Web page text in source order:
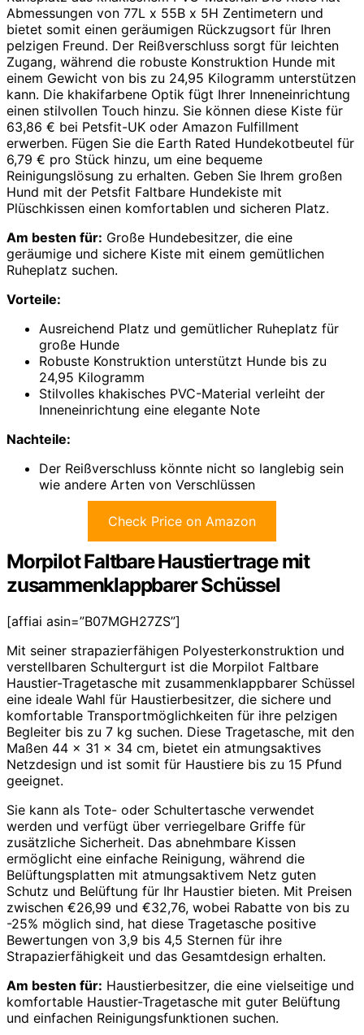
Abmessungen von 77L x 55B x 5H Zentimetern und
bietet somit einen geräumigen Rückzugsort für Ihren
pelzigen Freund. Der Reißverschluss sorgt für leichten
Zugang, während die robuste Konstruktion Hunde mit
einem Gewicht von bis zu 24,95 Kilogramm unterstützen
kann. Die khakifarbene Optik fügt Ihrer Inneneinrichtung
einen stilvollen Touch hinzu. Sie können diese Kiste für
63,86 € bei Petsfit-UK oder Amazon Fulfillment
erwerben. Fügen Sie die Earth Rated Hundekotbeutel für
6,79 € pro Stück hinzu, um eine bequeme
Reinigungslösung zu erhalten. Geben Sie Ihrem großen
Hund mit der Petsfit Faltbare Hundekiste mit
Plüschkissen einen komfortablen und sicheren Platz.
Am besten für: Große Hundebesitzer, die eine
geräumige und sichere Kiste mit einem gemütlichen
Ruheplatz suchen.
Vorteile:
Ausreichend Platz und gemütlicher Ruheplatz für
große Hunde
Robuste Konstruktion unterstützt Hunde bis zu
24,95 Kilogramm
Stilvolles khakisches PVC-Material verleiht der
Inneneinrichtung eine elegante Note
Nachteile:
Der Reißverschluss könnte nicht so langlebig sein
wie andere Arten von Verschlüssen
Check Price on Amazon
Morpilot Faltbare Haustiertrage mit
zusammenklappbarer Schüssel
[affiai asin=”B07MGH27ZS”]
Mit seiner strapazierfähigen Polyesterkonstruktion und
verstellbaren Schultergurt ist die Morpilot Faltbare
Haustier-Tragetasche mit zusammenklappbarer Schüssel
eine ideale Wahl für Haustierbesitzer, die sichere und
komfortable Transportmöglichkeiten für ihre pelzigen
Begleiter bis zu 7 kg suchen. Diese Tragetasche, mit den
Maßen 44 x 31 x 34 cm, bietet ein atmungsaktives
Netzdesign und ist somit für Haustiere bis zu 15 Pfund
geeignet.
Sie kann als Tote- oder Schultertasche verwendet
werden und verfügt über verriegelbare Griffe für
zusätzliche Sicherheit. Das abnehmbare Kissen
ermöglicht eine einfache Reinigung, während die
Belüftungsplatten mit atmungsaktivem Netz guten
Schutz und Belüftung für Ihr Haustier bieten. Mit Preisen
zwischen €26,99 und €32,76, wobei Rabatte von bis zu
-25% möglich sind, hat diese Tragetasche positive
Bewertungen von 3,9 bis 4,5 Sternen für ihre
Strapazierfähigkeit und das Gesamtdesign erhalten.
Am besten für: Haustierbesitzer, die eine vielseitige und
komfortable Haustier-Tragetasche mit guter Belüftung
und einfachen Reinigungsfunktionen suchen.